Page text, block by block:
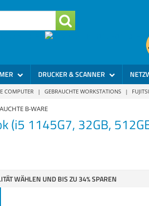
DRUCKER & SCANNER
COMPUTER | GEBRAUCHTE WORKSTATIONS |
B-WARE
(i5 1145G7, 32GB,
WÄHLEN UND BIS ZU 34% SPAREN
- Akzeptabel
am Gehäuse, mehrere
am Gehäuse, leichte Kratzer im
kaum sichtbar)! Die Funktion und
nicht beeinträchtigt!